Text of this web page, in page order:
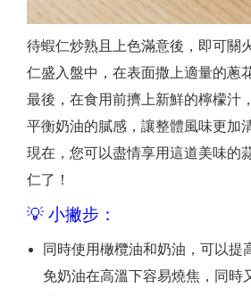
待蝦仁炒熟且上色滿意後，即可關
仁盛入盤中，在表面撒上適量的蔥
最後，在食用前擠上新鮮的檸檬汁
平衡奶油的膩感，讓整體風味更加
現在，您可以盡情享用這道美味的
仁了！
💡 小撇步：
同時使用橄欖油和奶油，可以提
免奶油在高溫下容易燒焦，同時